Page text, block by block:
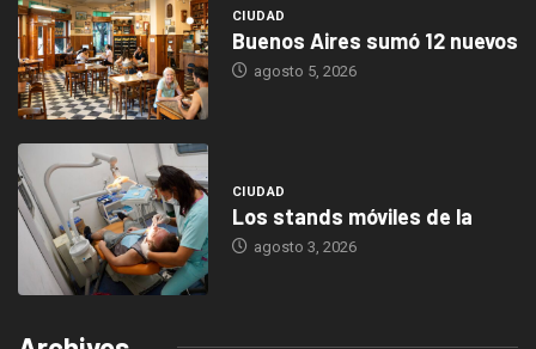
CIUDAD
Buenos Aires sumó 12 nuevos
agosto 5, 2026
CIUDAD
Los stands móviles de la
agosto 3, 2026